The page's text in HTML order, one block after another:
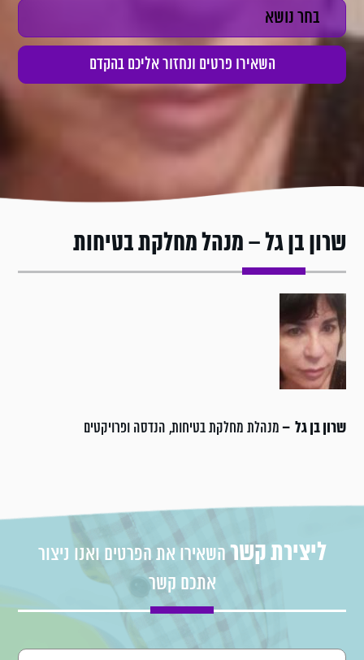
שרון בן גל – מנהל מחלקת בטיחות
שרון בן גל –מנהלת מחלקת בטיחות, הנדסה ופרויקטים
ליצירת קשרהשאירו את הפרטים ואנו ניצור
אתכם קשר